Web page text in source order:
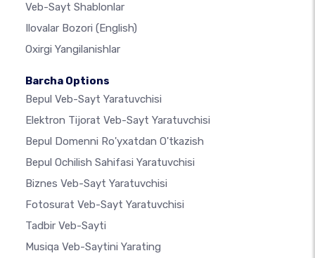
Veb-Sayt Shablonlar
Ilovalar Bozori (English)
Oxirgi Yangilanishlar
Barcha Options
Bepul Veb-Sayt Yaratuvchisi
Elektron Tijorat Veb-Sayt Yaratuvchisi
Bepul Domenni Ro'yxatdan O'tkazish
Bepul Ochilish Sahifasi Yaratuvchisi
Biznes Veb-Sayt Yaratuvchisi
Fotosurat Veb-Sayt Yaratuvchisi
Tadbir Veb-Sayti
Musiqa Veb-Saytini Yarating